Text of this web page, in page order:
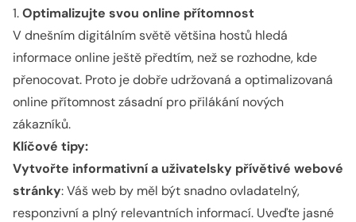
1.Optimalizujte svou online přítomnost
V dnešním digitálním světě většina hostů hledá
informace online ještě předtím, než se rozhodne, kde
přenocovat. Proto je dobře udržovaná a optimalizovaná
online přítomnost zásadní pro přilákání nových
zákazníků.
Klíčové tipy:
Vytvořte informativní a uživatelsky přívětivé webové
stránky: Váš web by měl být snadno ovladatelný,
responzivní a plný relevantních informací. Uveďte jasné